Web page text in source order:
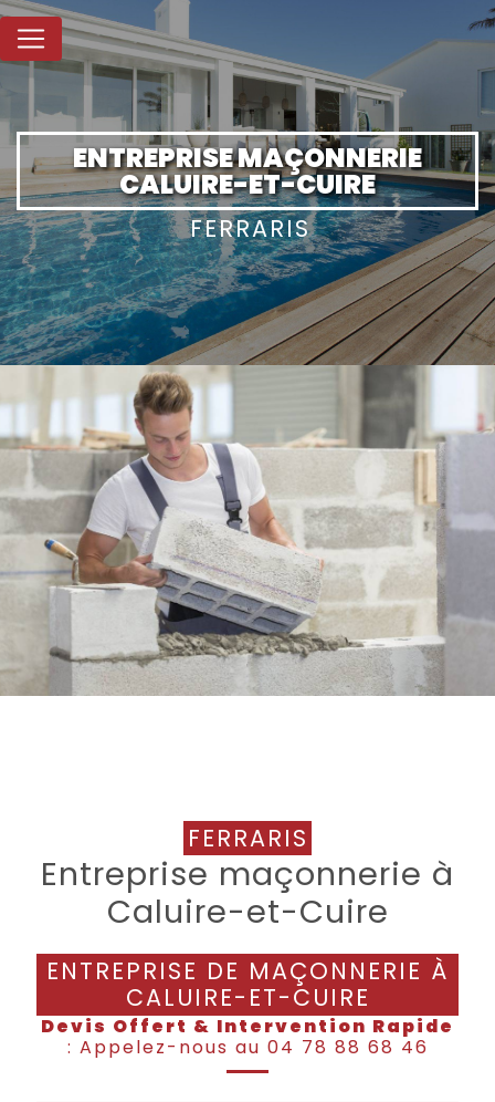
ENTREPRISE MAÇONNERIE
CALUIRE-ET-CUIRE
FERRARIS
FERRARIS
Entreprise maçonnerie à
Caluire-et-Cuire
ENTREPRISE DE MAÇONNERIE À
CALUIRE-ET-CUIRE
Devis Offert & Intervention Rapide
: Appelez-nous au 04 78 88 68 46
Panneau de gestion des cookies